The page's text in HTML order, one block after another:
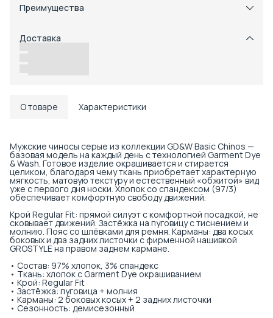
Преимущества
Примерка при получении в пункте выдачи
Возможность отказаться от части товаров
Доставка
О товаре Характеристики
Мужские чиносы серые из коллекции GD&W Basic Chinos —
базовая модель на каждый день с технологией Garment Dye
& Wash. Готовое изделие окрашивается и стирается
целиком, благодаря чему ткань приобретает характерную
мягкость, матовую текстуру и естественный «обжитой» вид
уже с первого дня носки. Хлопок со спандексом (97/3)
обеспечивает комфортную свободу движений.
Крой Regular Fit: прямой силуэт с комфортной посадкой, не
сковывает движений. Застёжка на пуговицу с тиснением и
молнию. Пояс со шлёвками для ремня. Карманы: два косых
боковых и два задних листочки с фирменной нашивкой
GROSTYLE на правом заднем кармане.
• Состав: 97% хлопок, 3% спандекс
• Ткань: хлопок с Garment Dye окрашиванием
• Крой: Regular Fit
• Застёжка: пуговица + молния
• Карманы: 2 боковых косых + 2 задних листочки
• Сезонность: демисезонный